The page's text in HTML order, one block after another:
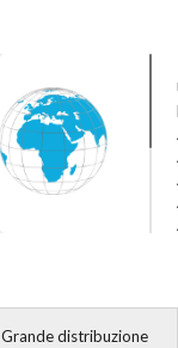
Grande distribuzione